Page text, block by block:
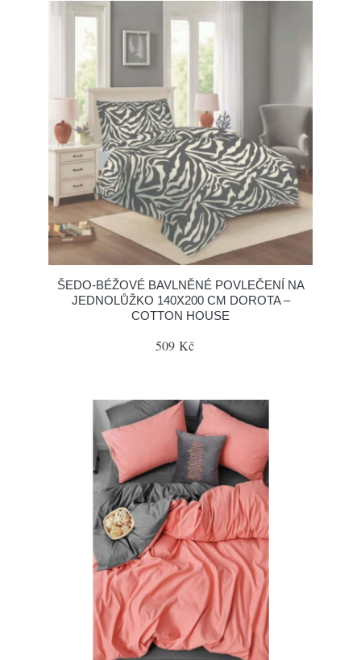
ŠEDO-BÉŽOVÉ BAVLNĚNÉ POVLEČENÍ NA
JEDNOLŮŽKO 140X200 CM DOROTA –
COTTON HOUSE
509 Kč